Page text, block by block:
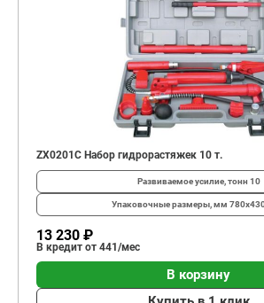
ZX0201C Набор гидрорастяжек 10 т.
Развиваемое усилие, тонн 10
Упаковочные размеры, мм
13 230 ₽
В кредит от 441/мес
В корзину